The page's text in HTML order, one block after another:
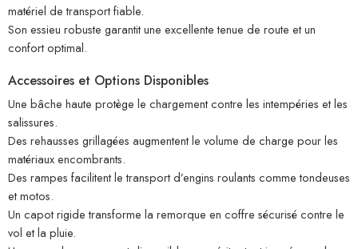
matériel de transport fiable.
Son essieu robuste garantit une excellente tenue de route et un
confort optimal.
Accessoires et Options Disponibles
Une bâche haute protège le chargement contre les intempéries et les
salissures.
Des rehausses grillagées augmentent le volume de charge pour les
matériaux encombrants.
Des rampes facilitent le transport d’engins roulants comme tondeuses
et motos.
Un capot rigide transforme la remorque en coffre sécurisé contre le
vol et la pluie.